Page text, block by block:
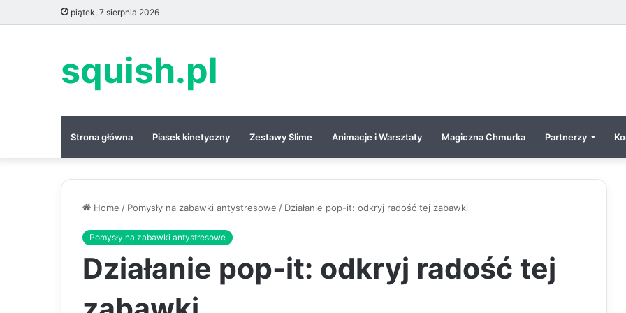
piątek, 7 sierpnia 2026
squish.pl
Strona główna Piasek kinetyczny Zestawy Slime Animacje i Warsztaty Magiczna Chmurka Partnerzy
Home / Pomysły na zabawki antystresowe / Działanie pop-it: odkryj radość tej zabawki
Pomysły na zabawki antystresowe
Działanie pop-it: odkryj radość tej